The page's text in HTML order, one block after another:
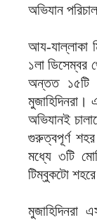
অভিযান
আয-যাল্লাকা
১লা ডিসেম্বর
অন্তত ১৫টি
অভিযানই
গুরুত্বপূর্ণ
মধ্যে ৩টি
টিম্বুকটো
মুজাহিদিনরা